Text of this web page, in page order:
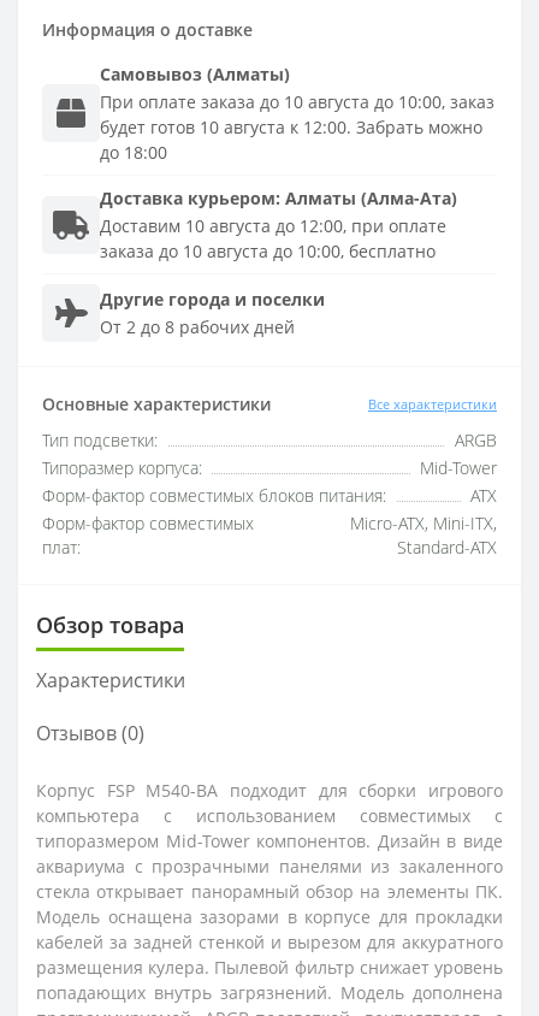
Информация о доставке
Самовывоз (Алматы)
При оплате заказа до 10 августа до 10:00, заказ
будет готов 10 августа к 12:00. Забрать можно
до 18:00
Доставка курьером: Алматы (Алма-Ата)
Доставим 10 августа до 12:00, при оплате
заказа до 10 августа до 10:00, бесплатно
Другие города и поселки
От 2 до 8 рабочих дней
Основные характеристики Все характеристики
Тип подсветки:
ARGB
Типоразмер корпуса:
Mid-Tower
Форм-фактор совместимых блоков питания:
ATX
Форм-фактор совместимых
плат:
Micro-ATX, Mini-ITX,
Standard-ATX
Обзор товара
Характеристики
Отзывов (0)
Корпус FSP M540-BA подходит для сборки игрового
компьютера с использованием совместимых с
типоразмером Mid-Tower компонентов. Дизайн в виде
аквариума с прозрачными панелями из закаленного
стекла открывает панорамный обзор на элементы ПК.
Модель оснащена зазорами в корпусе для прокладки
кабелей за задней стенкой и вырезом для аккуратного
размещения кулера. Пылевой фильтр снижает уровень
попадающих внутрь загрязнений. Модель дополнена